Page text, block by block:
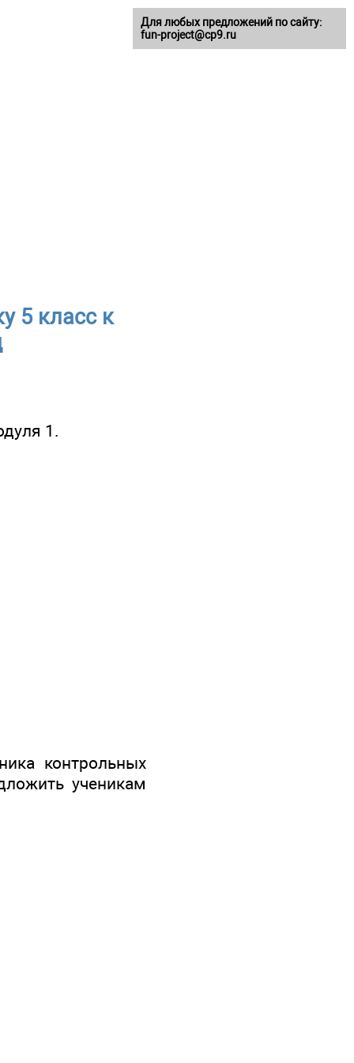
5 класс к
1.
контрольных
ученикам
Для любых предложений по сайту:
fun-project@cp9.ru